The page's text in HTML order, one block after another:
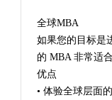
全球MBA
如果您的目标是
的 MBA 非常适
优点
• 体验全球层面